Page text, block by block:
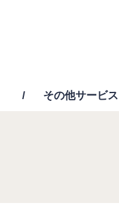
その他サービス